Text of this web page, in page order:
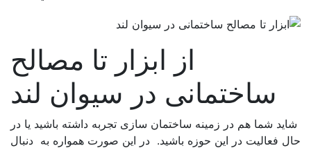
از ابزار تا مصالح
ساختمانی در سیوان لند
شما هم در زمینه ساختمان سازی تجربه داشته باشید یا در
فعالیت در این حوزه باشید. در این صورت همواره به دنبال